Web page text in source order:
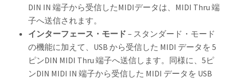
DIN IN 端子から受信したMIDIデータは、MIDI Thru 端
子へ送信されます。
インターフェース・モード – スタンダード・モード
の機能に加えて、USB から受信した MIDI データを 5
ピンDIN MIDI Thru 端子へ送信します。同様に、5ピ
ンDIN MIDI IN 端子から受信した MIDI データを USB